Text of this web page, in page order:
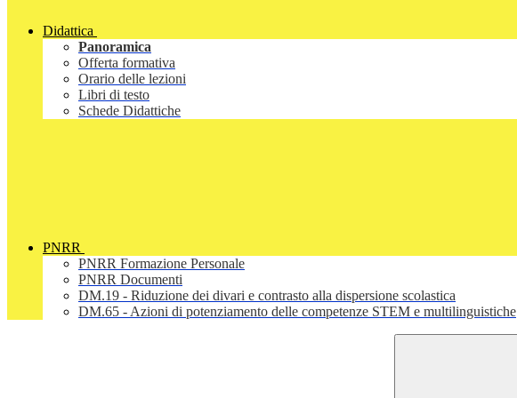
Didattica
Panoramica
Offerta formativa
Orario delle lezioni
Libri di testo
Schede Didattiche
PNRR
PNRR Formazione Personale
PNRR Documenti
DM.19 - Riduzione dei divari e contrasto alla dispersione scolastica
DM.65 - Azioni di potenziamento delle competenze STEM e multilinguistiche